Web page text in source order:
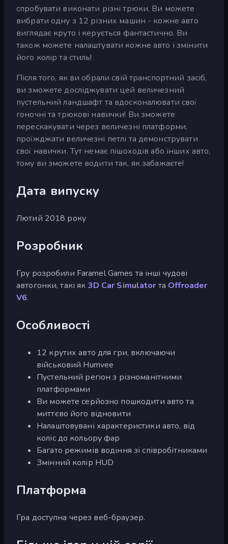
спробувати виконати різні трюки. Ви можете
вибрати одну з 12 різних машин - кожне авто
виглядає круто і керується фантастично. Ви
також можете налаштувати кожне авто і змінити
його колір та стиль!
Після того, як ви обрали свій транспортний засіб,
ви зможете досліджувати цей величезний
пустельний ландшафт та вдосконалювати свої
гоночні та трюкові навички! Ви зможете
перескакувати через величезні платформи,
проїжджати величезні петлі та демонструвати
свої навички. Тут немає пішоходів або інших авто,
тому ви зможете водити так, як забажаєте!
Дата випуску
Лютий 2018 року
Розробник
Гру розробили Faramel Games та інші чудові
автогонки, такі як 3D Car Simulator та Offroader
V6.
Особливості
12 крутих авто для гри, включаючи
військовий Humvee
Пустельний регіон з різноманітними
платформами
Ви можете серйозно пошкодити авто та
миттєво його відновити
Налаштовувані характеристики авто, від
коліс до кольору фар
Багато режимів водіння зі співробітниками
Змінний колір HUD
Платформа
Гра доступна через веб-браузер.